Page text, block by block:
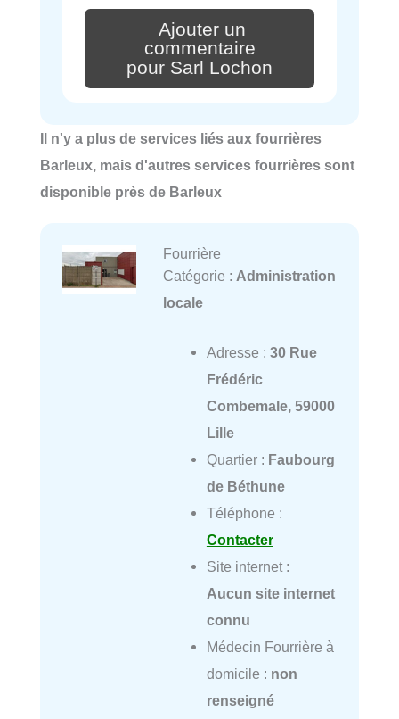
Ajouter un
commentaire
pour Sarl Lochon
Il n'y a plus de services liés aux fourrières
Barleux, mais d'autres services fourrières sont
disponible près de Barleux
Fourrière
Catégorie : Administration
locale
Adresse : 30 Rue
Frédéric
Combemale, 59000
Lille
Quartier : Faubourg
de Béthune
Téléphone :
Contacter
Site internet :
Aucun site internet
connu
Médecin Fourrière à
domicile : non
renseigné